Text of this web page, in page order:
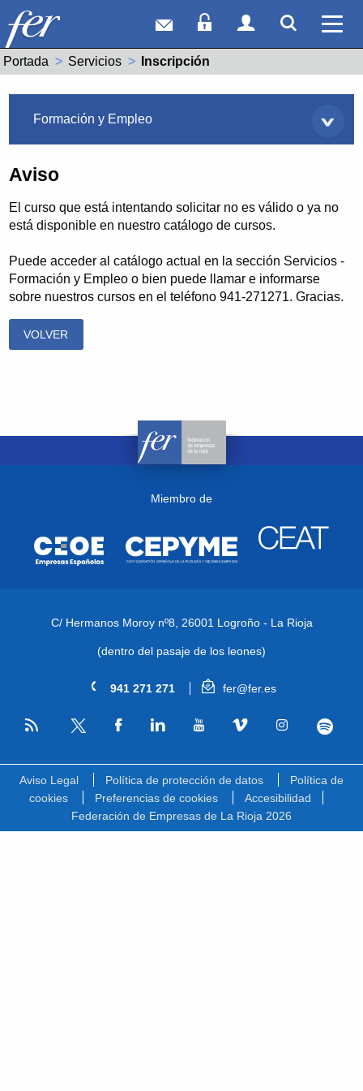
Correo webAcceso Socios
Acceso
Portada Servicios Actual:
Inscripción
Formación y Empleo
Aviso
El curso que está intentando solicitar no es válido o ya no
está disponible en nuestro catálogo de cursos.
Puede acceder al catálogo actual en la sección Servicios -
Formación y Empleo o bien puede llamar e informarse
sobre nuestros cursos en el teléfono 941-271271. Gracias.
VOLVER
Miembro de
C/ Hermanos Moroy nº8, 26001 Logroño - La Rioja
(dentro del pasaje de los leones)
941 271 271 fer@fer.es
RSS
Aviso Legal Política de protección de datos
Política de
cookies
Preferencias de cookies
Accesibilidad
Federación de Empresas de La Rioja 2026